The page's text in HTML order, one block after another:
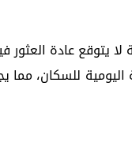
يتوقع عادة العثور
اليومية للسكان،